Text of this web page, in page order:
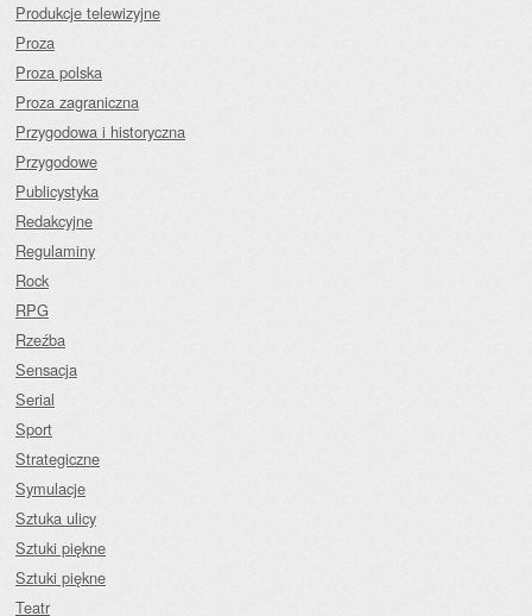
Produkcje telewizyjne
Proza
Proza polska
Proza zagraniczna
Przygodowa i historyczna
Przygodowe
Publicystyka
Redakcyjne
Regulaminy
Rock
RPG
Rzeźba
Sensacja
Serial
Sport
Strategiczne
Symulacje
Sztuka ulicy
Sztuki piękne
Sztuki piękne
Teatr